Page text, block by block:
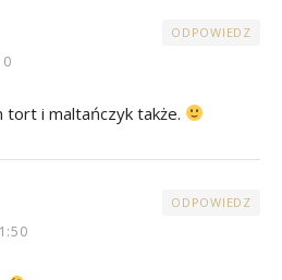
ODPOWIEDZ
tort i maltańczyk także.
ODPOWIEDZ